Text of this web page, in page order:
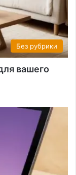
Без рубрики
вашего